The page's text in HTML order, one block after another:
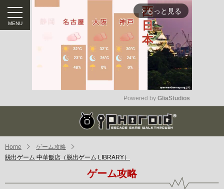
arrow_forward_ios もっと見る
Mute
Powered by GliaStudios
Home
ゲーム攻略
脱出ゲーム 中華飯店（脱出ゲーム LIBRARY）
ゲーム攻略